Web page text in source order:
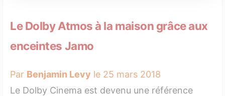
Le Dolby Atmos à la maison grâce aux
enceintes Jamo
Par Benjamin Levy le 25 mars 2018
Le Dolby Cinema est devenu une référence